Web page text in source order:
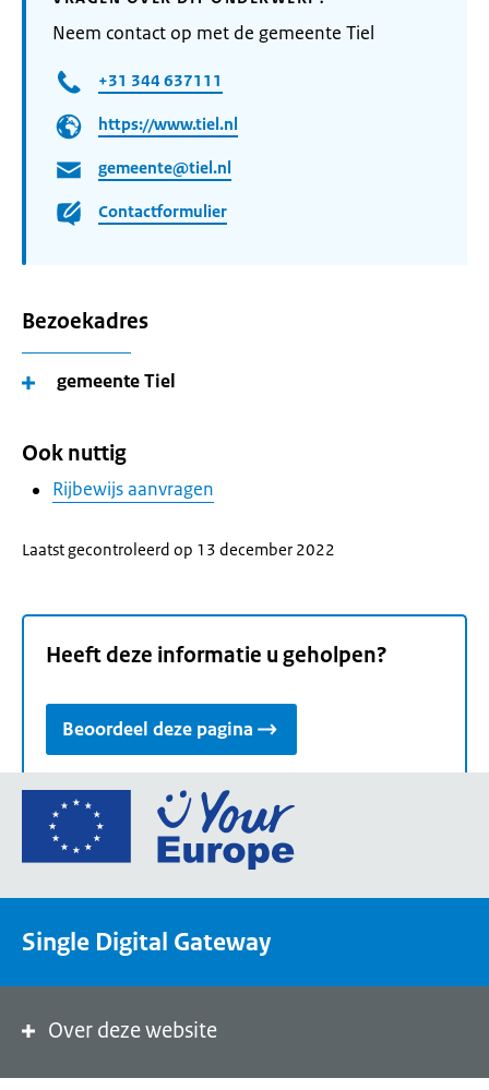
Neem contact op met de gemeente Tiel
+31 344 637111
https://www.tiel.nl
gemeente@tiel.nl
Contactformulier
Bezoekadres
gemeente Tiel
Ook nuttig
Rijbewijs aanvragen
Laatst gecontroleerd op 13 december 2022
Heeft deze informatie u geholpen?
Beoordeel deze pagina
Ga
de
een
de
Single Digital Gateway
Over deze website